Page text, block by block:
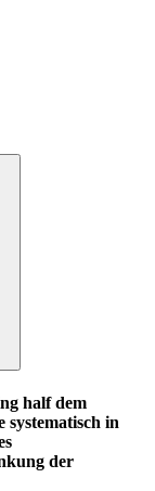
half dem
systematisch in
der